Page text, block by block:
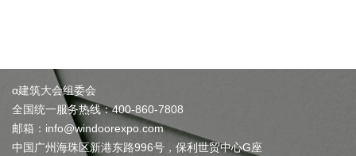
α建筑大会组委会
全国统一服务热线：400-860-7808
邮箱：info@windoorexpo.com
中国广州海珠区新港东路996号，保利世贸中心G座